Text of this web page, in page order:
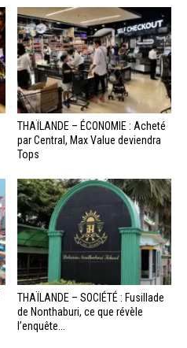
THAÏLANDE – ÉCONOMIE : Acheté
par Central, Max Value deviendra
Tops
THAÏLANDE – SOCIÉTÉ : Fusillade
de Nonthaburi, ce que révèle
l’enquête...